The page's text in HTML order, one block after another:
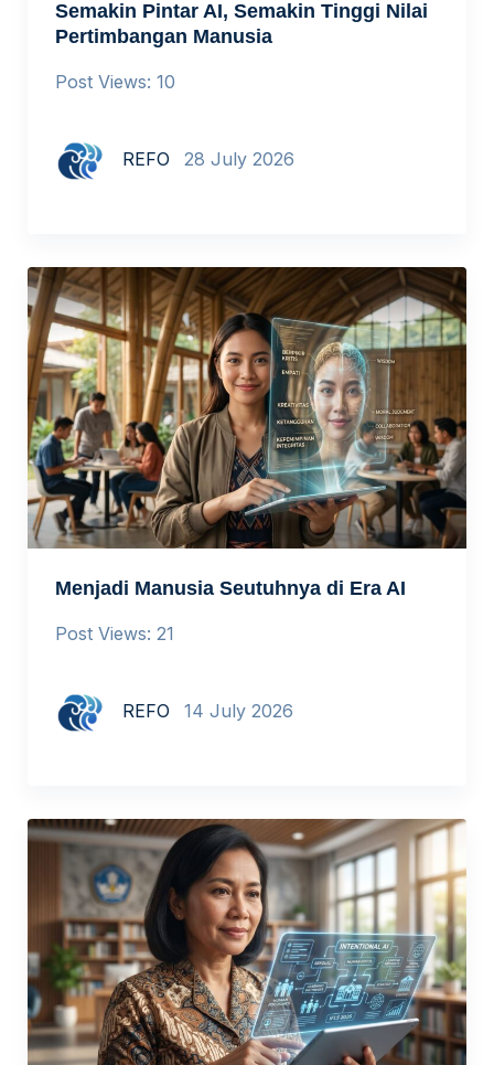
Semakin Pintar AI, Semakin Tinggi Nilai
Pertimbangan Manusia
Post Views: 10
REFO 28 July 2026
Menjadi Manusia Seutuhnya di Era AI
Post Views: 21
REFO 14 July 2026